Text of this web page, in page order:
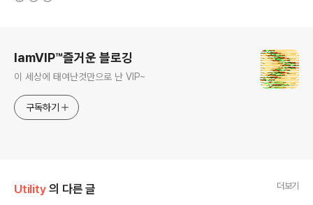
IamVIP™즐거운 블로깅
이 세상에 태여난것만으로 난 VIP~
구독하기
Utility 의 다른 글 더보기